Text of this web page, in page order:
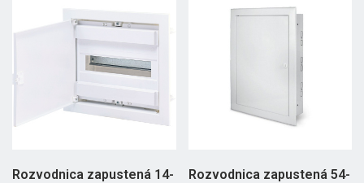
Rozvodnica zapustená 14-
Rozvodnica zapustená 54-